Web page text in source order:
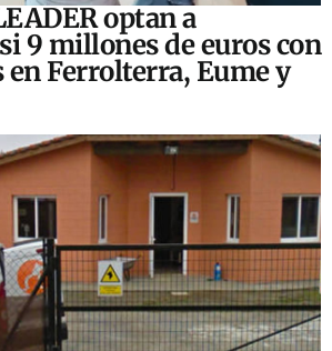
optan a
9 millones de euros con
en Ferrolterra, Eume y